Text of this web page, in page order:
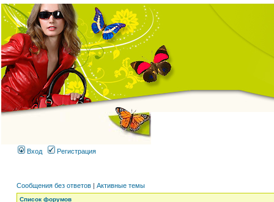
Вход Регистрация
Сообщения без ответов | Активные темы
Список форумов